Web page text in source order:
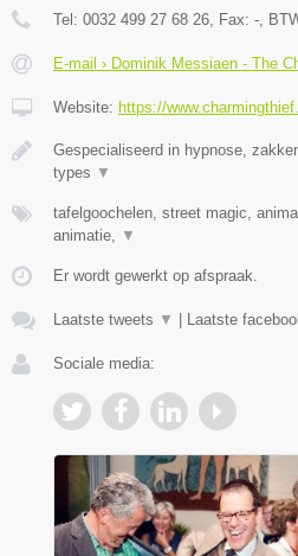
Tel: 0032 499 27 68 26, Fax: -,
E-mail › Dominik Messiaen - The
Website: https://
Gespecialiseerd in hypnose,
types ▼
tafelgoochelen, street magic,
animatie, ▼
Er wordt gewerkt op afspraak.
Laatste tweets ▼ Laatste
Sociale media: